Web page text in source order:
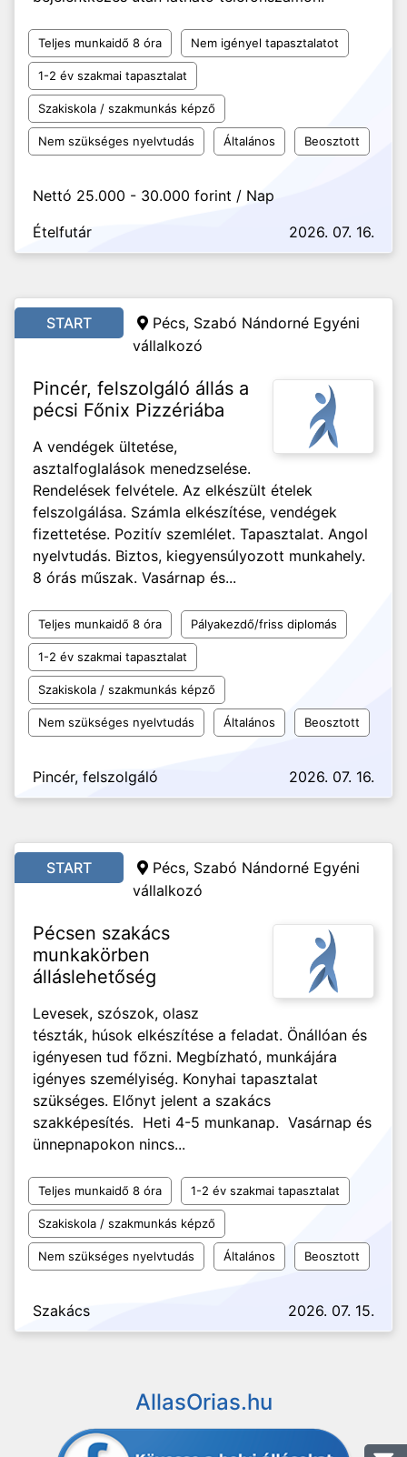
Teljes munkaidő 8 óra Nem igényel tapasztalatot
1-2 év szakmai tapasztalat
Szakiskola / szakmunkás képző
Nem szükséges nyelvtudás Általános Beosztott
Nettó 25.000 - 30.000 forint / Nap
Ételfutár
2026. 07. 16.
START
Pécs, Szabó Nándorné Egyéni
vállalkozó
Pincér, felszolgáló állás a
pécsi Főnix Pizzériába
A vendégek ültetése,
asztalfoglalások menedzselése.
Rendelések felvétele. Az elkészült ételek
felszolgálása. Számla elkészítése, vendégek
fizettetése. Pozitív szemlélet. Tapasztalat. Angol
nyelvtudás. Biztos, kiegyensúlyozott munkahely.
8 órás műszak. Vasárnap és...
Teljes munkaidő 8 óra Pályakezdő/friss diplomás
1-2 év szakmai tapasztalat
Szakiskola / szakmunkás képző
Nem szükséges nyelvtudás Általános Beosztott
Pincér, felszolgáló 2026. 07. 16.
START
Pécs, Szabó Nándorné Egyéni
vállalkozó
Pécsen szakács
munkakörben
álláslehetőség
Levesek, szószok, olasz
tészták, húsok elkészítése a feladat. Önállóan és
igényesen tud főzni. Megbízható, munkájára
igényes személyiség. Konyhai tapasztalat
szükséges. Előnyt jelent a szakács
szakképesítés. Heti 4-5 munkanap. Vasárnap és
ünnepnapokon nincs...
Teljes munkaidő 8 óra 1-2 év szakmai tapasztalat
Szakiskola / szakmunkás képző
Nem szükséges nyelvtudás Általános Beosztott
Szakács 2026. 07. 15.
AllasOrias.hu